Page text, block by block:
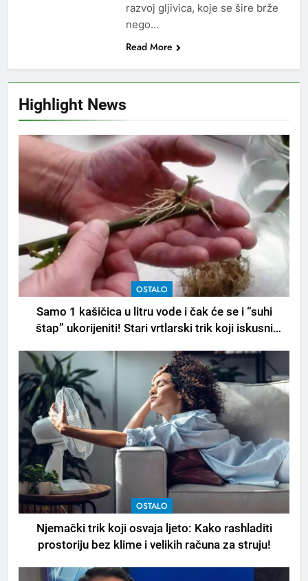
Highlight News
OSTALO
Samo 1 kašičica u litru vode i čak će se i “suhi
štap” ukorijeniti! Stari vrtlarski trik koji iskusni
OSTALO
Njemački trik koji osvaja ljeto: Kako rashladiti
prostoriju bez klime i velikih računa za struju!
razvoj gljivica, koje se šire brže
nego…
Read More